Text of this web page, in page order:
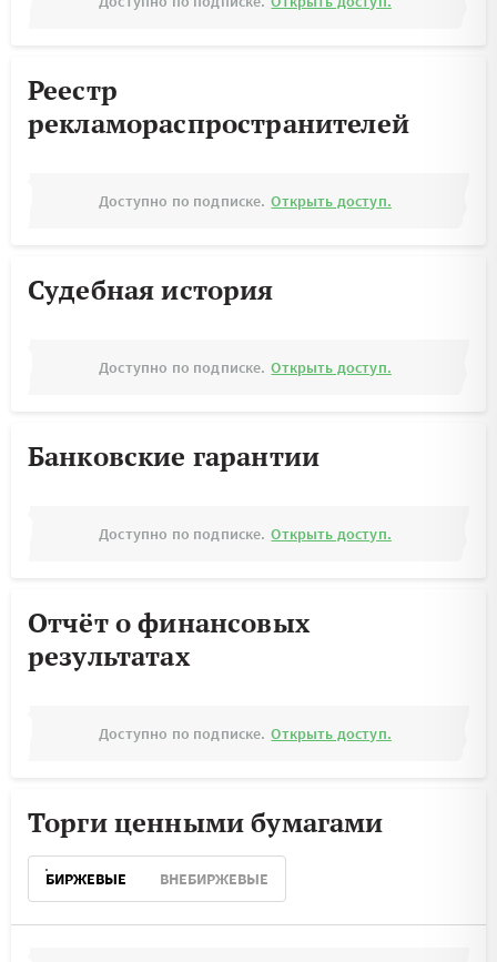
Реестр
рекламораспространителей
Доступно по подписке. Открыть доступ.
Судебная история
Доступно по подписке. Открыть доступ.
Банковские гарантии
Доступно по подписке. Открыть доступ.
Отчёт о финансовых
результатах
Доступно по подписке. Открыть доступ.
Торги ценными бумагами
БИРЖЕВЫЕ ВНЕБИРЖЕВЫЕ